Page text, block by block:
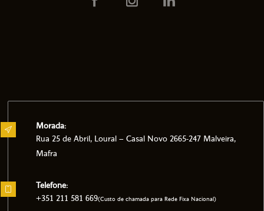
Morada:
Rua 25 de Abril, Loural – Casal Novo 2665-247 Malveira,
Mafra
Telefone:
+351 211 581 669(Custo de chamada para Rede Fixa Nacional)